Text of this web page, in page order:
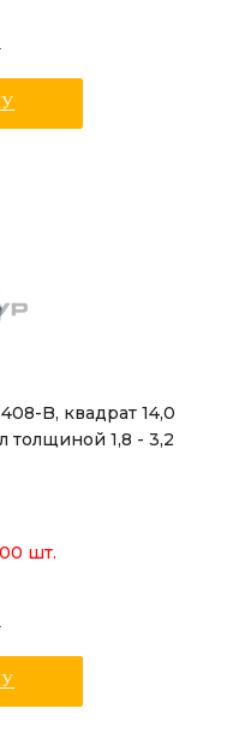
B, квадрат 14,0
толщиной 1,8 - 3,2
шт.